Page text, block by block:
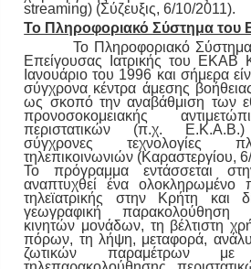
streaming) (Σύζευξις, 6/10/2011).
Το Πληροφοριακό Σύστημα του
Το Πληροφοριακό
Επείγουσας Ιατρικής του ΕΚΑΒ
Ιανουάριο του 1996 και σήμερα
σύγχρονα κέντρα άμεσης
ως σκοπό την αναβάθμιση των
προνοσοκομειακής
περιστατικών (π.χ. Ε.Κ.Α.Β.)
σύγχρονες τεχνολογίες
τηλεπικοινωνιών (Καραστεργίου,
Το πρόγραμμα εντάσσεται
αναπτυχθεί ένα ολοκληρωμένο
τηλεϊατρικής στην Κρήτη και
γεωγραφική παρακολούθηση
κινητών μονάδων, τη βέλτιστη
πόρων, τη λήψη, μεταφορά,
ζωτικών παραμέτρων με